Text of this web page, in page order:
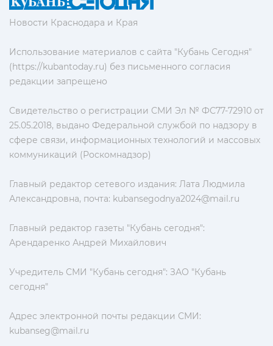
Новости Краснодара и Края
Использование материалов с сайта "Кубань Сегодня"
(https://kubantoday.ru) без письменного согласия
редакции запрещено
Свидетельство о регистрации СМИ Эл № ФС77-72910 от
25.05.2018, выдано Федеральной службой по надзору в
сфере связи, информационных технологий и массовых
коммуникаций (Роскомнадзор)
Главный редактор сетевого издания: Лата Людмила
Александровна, почта: kubansegodnya2024@mail.ru
Главный редактор газеты "Кубань сегодня":
Арендаренко Андрей Михайлович
Учредитель СМИ "Кубань сегодня": ЗАО "Кубань
сегодня"
Адрес электронной почты редакции СМИ:
kubanseg@mail.ru